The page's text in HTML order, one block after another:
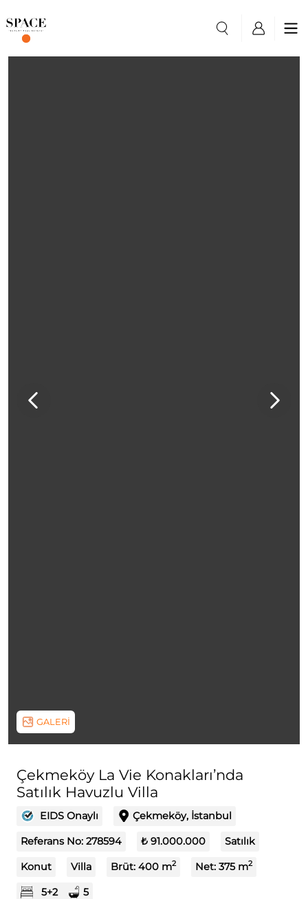
GALERİ
Çekmeköy La Vie Konakları’nda
Satılık Havuzlu Villa
EIDS Onaylı Çekmeköy, İstanbul
Referans No: 278594 ₺ 91.000.000 Satılık
Konut Villa Brüt: 400 m2 Net: 375 m2
5+2 5